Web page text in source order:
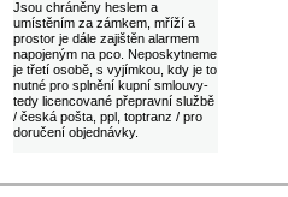
Jsou chráněny heslem a
umístěním za zámkem, mříží a
prostor je dále zajištěn alarmem
napojeným na pco. Neposkytneme
je třetí osobě, s vyjímkou, kdy je to
nutné pro splnění kupní smlouvy-
tedy licencované přepravní službě
/ česká pošta, ppl, toptranz / pro
doručení objednávky.